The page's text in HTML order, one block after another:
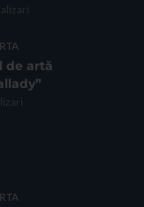
de artă